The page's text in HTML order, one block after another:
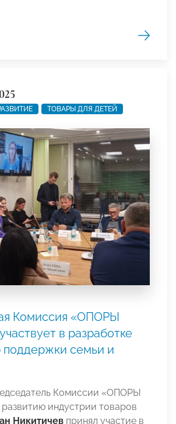
ТОВАРЫ ДЛЯ ДЕТЕЙ
Комиссия «ОПОРЫ
в разработке
семьи и
Комиссии «ОПОРЫ
индустрии товаров
Никитичев принял участие в